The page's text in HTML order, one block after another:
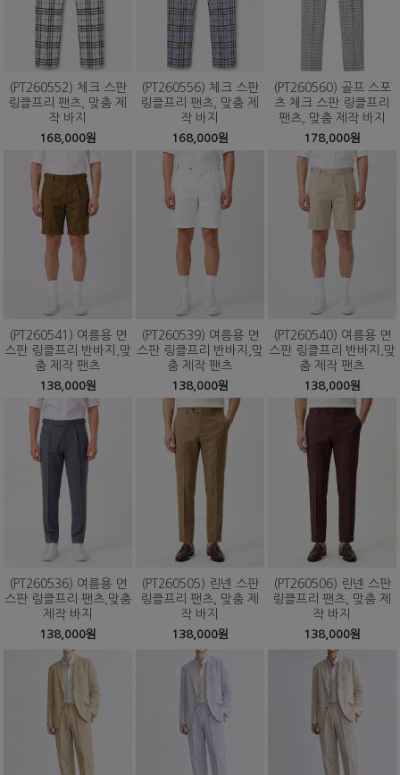
(PT260552) 체크 스판
링클프리 팬츠, 맞춤 제
작 바지
168,000원
(PT260556) 체크 스판
링클프리 팬츠, 맞춤 제
작 바지
168,000원
(PT260560) 골프 스포
츠 체크 스판 링클프리
팬츠, 맞춤 제작 바지
178,000원
(PT260541) 여름용 면
스판 링클프리 반바지,맞
춤 제작 팬츠
138,000원
(PT260539) 여름용 면
스판 링클프리 반바지,맞
춤 제작 팬츠
138,000원
(PT260540) 여름용 면
스판 링클프리 반바지,맞
춤 제작 팬츠
138,000원
(PT260536) 여름용 면
스판 링클프리 팬츠,맞춤
제작 바지
138,000원
(PT260505) 린넨 스판
링클프리 팬츠, 맞춤 제
작 바지
138,000원
(PT260506) 린넨 스판
링클프리 팬츠, 맞춤 제
작 바지
138,000원